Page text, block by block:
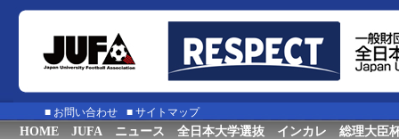
■ お問い合わせ ■ サイトマップ
HOME JUFA ニュース 全日本大学選抜 インカレ 総理大臣